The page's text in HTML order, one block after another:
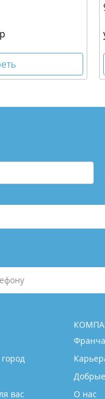
вас
О нас